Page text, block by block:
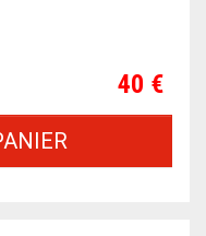
Prix
40 €